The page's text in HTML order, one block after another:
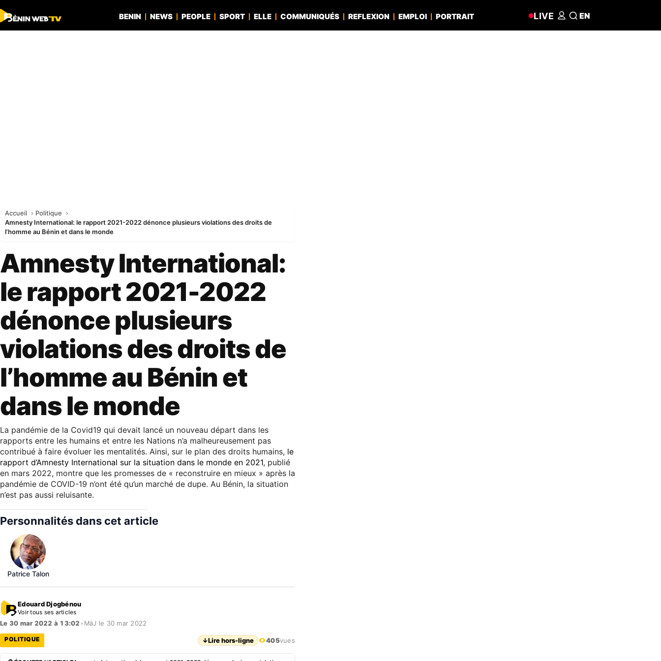
BENIN NEWS PEOPLE SPORT ELLE COMMUNIQUÉS REFLEXION EMPLOI PORTRAIT LIVE EN
Accueil
Politique
Amnesty International: le rapport 2021-2022 dénonce plusieurs violations des droits de
l’homme au Bénin et dans le monde
Amnesty International:
le rapport 2021-2022
dénonce plusieurs
violations des droits de
l’homme au Bénin et
dans le monde
La pandémie de la Covid19 qui devait lancé un nouveau départ dans les
rapports entre les humains et entre les Nations n’a malheureusement pas
contribué à faire évoluer les mentalités. Ainsi, sur le plan des droits humains, le
rapport d’Amnesty International sur la situation dans le monde en 2021, publié
en mars 2022, montre que les promesses de « reconstruire en mieux » après la
pandémie de COVID-19 n’ont été qu’un marché de dupe. Au Bénin, la situation
n’est pas aussi reluisante.
Personnalités dans cet article
Patrice Talon
Edouard Djogbénou
Voir tous ses articles
Le 30 mar 2022 à 13:02 • MàJ le 30 mar 2022
POLITIQUE ↓Lire hors-ligne 405vues